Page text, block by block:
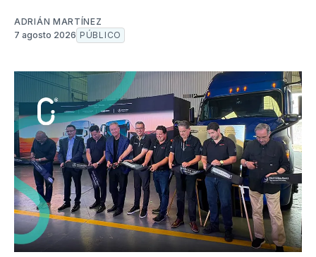
ADRIÁN MARTÍNEZ
7 agosto 2026 PÚBLICO